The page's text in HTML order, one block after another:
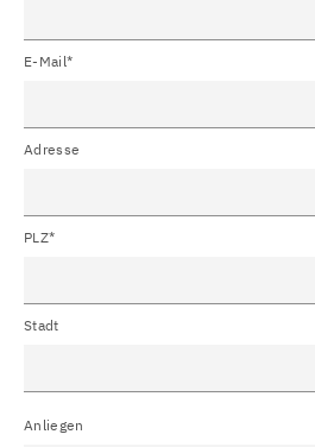
E-Mail*
Adresse
PLZ*
Stadt
Anliegen